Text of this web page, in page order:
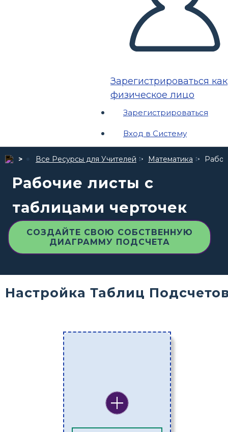
Зарегистрироваться как
физическое лицо
Зарегистрироваться
Вход в Систему
Все Ресурсы для Учителей Математика
Рабочие листы с
таблицами черточек
СОЗДАЙТЕ СВОЮ СОБСТВЕННУЮ
ДИАГРАММУ ПОДСЧЕТА
Настройка Таблиц